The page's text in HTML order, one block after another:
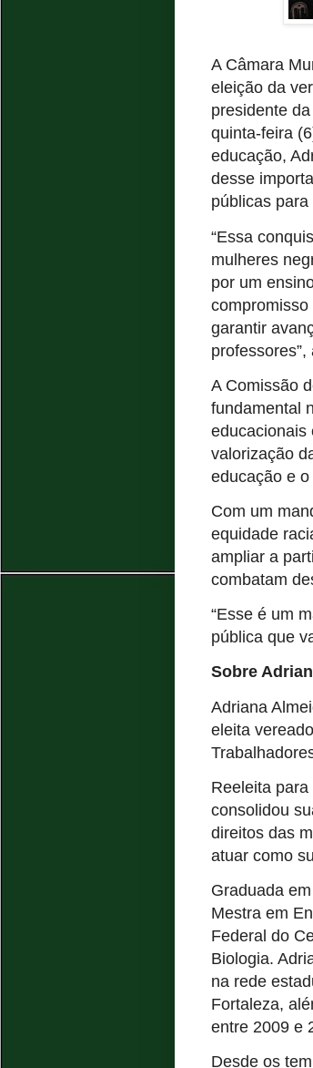
A Câmara
eleição da
presidente
quinta-feira
educação,
desse
públicas para
“Essa
mulheres
por um
garantir
professores”,
A Comissão
fundamental
educacionais
valorização
educação e
Com um
equidade
ampliar a
combatam
“Esse é um
pública que
Sobre
Adriana
eleita
Reeleita
consolidou
direitos das
atuar como
Graduada
Mestra em
Federal do
Biologia.
na rede
Fortaleza,
entre 2009 e
Desde os